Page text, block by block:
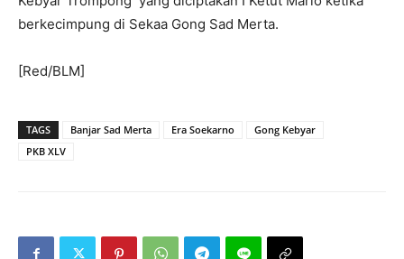
berkecimpung di Sekaa Gong Sad Merta.
[Red/BLM]
TAGS Banjar Sad Merta Era Soekarno
Gong Kebyar
PKB XLV